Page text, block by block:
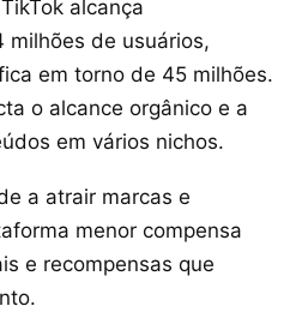
alcança
milhões de usuários,
em torno de 45 milhões.
o alcance orgânico e a
em vários nichos.
a atrair marcas e
menor compensa
e recompensas que